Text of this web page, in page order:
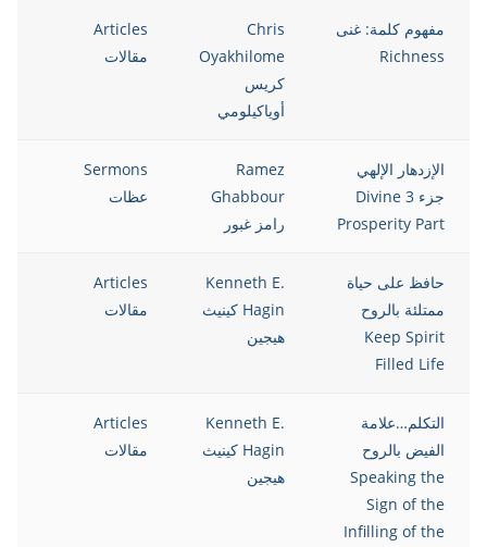
مفهوم كلمة: غنى
Richness
Chris
Oyakhilome
كريس
أوياكيلومي
Articles
مقالات
الإزدهار الإلهي
جزء 3 Divine
Prosperity Part
Ramez
Ghabbour
رامز غبور
Sermons
عظات
حافظ على حياة
ممتلئة بالروح
Keep Spirit
Filled Life
Kenneth E.
Hagin كينيث
هيجين
Articles
مقالات
التكلم…علامة
الفيض بالروح
Speaking the
Sign of the
Infilling of the
Kenneth E.
Hagin كينيث
هيجين
Articles
مقالات